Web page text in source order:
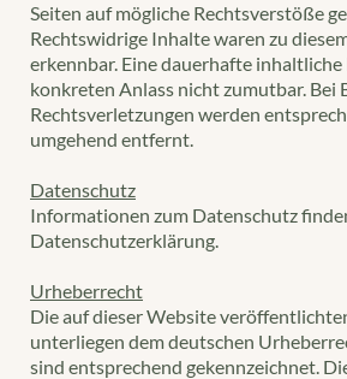
Seiten auf mögliche Rechtsverstöße
Rechtswidrige Inhalte waren zu
erkennbar. Eine dauerhafte
konkreten Anlass nicht zumutbar. Bei
Rechtsverletzungen werden
umgehend entfernt.
Datenschutz
Informationen zum Datenschutz
Datenschutzerklärung.
Urheberrecht
Die auf dieser Website
unterliegen dem deutschen
sind entsprechend gekennzeichnet.